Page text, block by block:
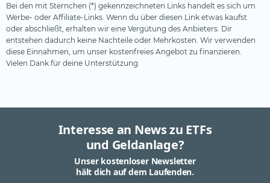
Bei den mit Sternchen (*) gekennzeichneten Links handelt es sich um
Werbe- oder Affiliate-Links. Wenn du über diesen Link etwas kaufst
oder abschließt, erhalten wir eine Vergütung des Anbieters. Dir
entstehen dadurch keine Nachteile oder Mehrkosten. Wir verwenden
diese Einnahmen, um unser kostenfreies Angebot zu finanzieren.
Vielen Dank für deine Unterstützung.
Interesse an News zu ETFs
und Geldanlage?
Unser kostenloser Newsletter
hält dich auf dem Laufenden.